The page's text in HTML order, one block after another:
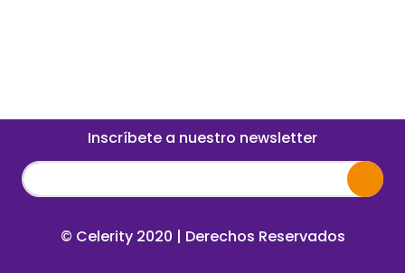
Inscríbete a nuestro newsletter
© Celerity 2020 | Derechos Reservados